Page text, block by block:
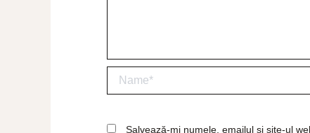
Salvează-mi numele, emailul și site-ul